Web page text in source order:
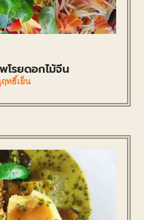
โรยดอกไม้จีน
ฤทธิ์เย็น